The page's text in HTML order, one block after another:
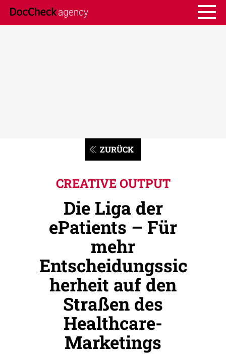
ZURÜCK
CREATIVE OUTPUT
Die Liga der
ePatients – Für
mehr
Entscheidungssic
herheit auf den
Straßen des
Healthcare-
Marketings